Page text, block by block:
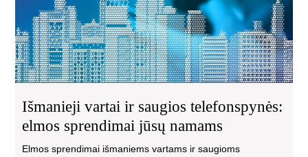
Išmanieji vartai ir saugios telefonspynės:
elmos sprendimai jūsų namams
Elmos sprendimai išmaniems vartams ir saugioms